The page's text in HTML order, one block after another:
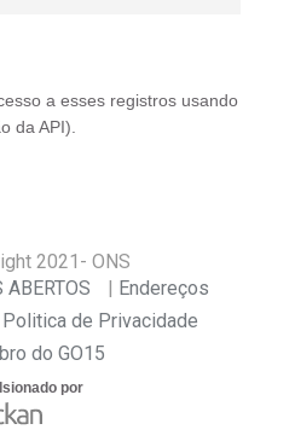
a esses registros usando
da API ).
2021 - ONS
Endereços
Politica de Privacidade
do GO15
por